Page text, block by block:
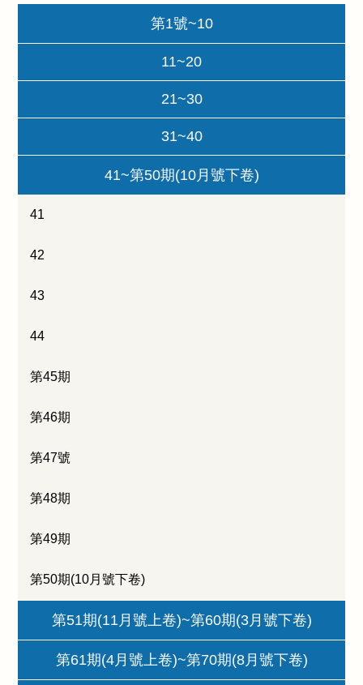
第1號~10
11~20
21~30
31~40
41~第50期(10月號下卷)
41
42
43
44
第45期
第46期
第47號
第48期
第49期
第50期(10月號下卷)
第51期(11月號上卷)~第60期(3月號下卷)
第61期(4月號上卷)~第70期(8月號下卷)